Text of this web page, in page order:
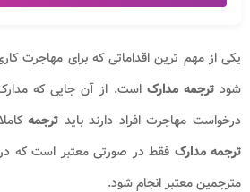
یکی از مهم ترین اقداماتی که برای مهاجرت
شودترجمه مدارک است. از آن جایی که مدارک
درخواست مهاجرت افراد دارند باید ترجمه
ترجمه مدارک فقط در صورتی معتبر است که
مترجمین معتبر انجام شود.